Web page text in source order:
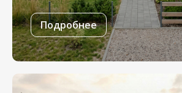
Подробнее